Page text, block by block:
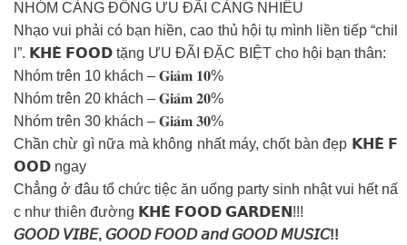
NHÓM CÀNG ĐÔNG ƯU ĐÃI CÀNG NHIỀU
Nhạo vui phải có bạn hiền, cao thủ hội tụ mình liền tiếp “chil
l”. 𝗞𝗛𝗘̀ 𝗙𝗢𝗢𝗗 tặng ƯU ĐÃI ĐẶC BIỆT cho hội bạn thân:
Nhóm trên 10 khách – 𝐆𝐢𝐚̉𝐦 𝟏𝟎%
Nhóm trên 20 khách – 𝐆𝐢𝐚̉𝐦 𝟐𝟎%
Nhóm trên 30 khách – 𝐆𝐢𝐚̉𝐦 𝟑𝟎%
Chần chừ gì nữa mà không nhất máy, chốt bàn đẹp 𝗞𝗛𝗘̀ 𝗙
𝗢𝗢𝗗 ngay
Chẳng ở đâu tổ chức tiệc ăn uống party sinh nhật vui hết nấ
c như thiên đường 𝗞𝗛𝗘̀ 𝗙𝗢𝗢𝗗 𝗚𝗔𝗥𝗗𝗘𝗡!!!
𝘎𝘖𝘖𝘋 𝘝𝘐𝘉𝘌, 𝘎𝘖𝘖𝘋 𝘍𝘖𝘖𝘋 𝘢𝘯𝘥 𝘎𝘖𝘖𝘋 𝘔𝘜𝘚𝘐𝘊!!